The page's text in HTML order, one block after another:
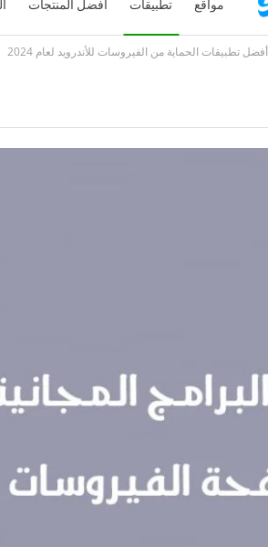
مواقع تطبيقات أفضل المنتجات
أفضل تطبيقات الحماية من الفيروسات للأندرويد لعام 2024